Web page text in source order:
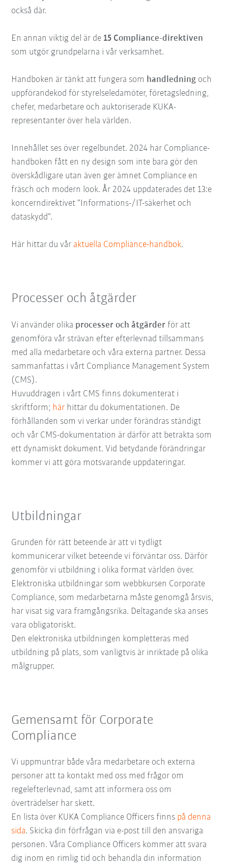
också där.
En annan viktig del är de 15 Compliance-direktiven
som utgör grundpelarna i vår verksamhet.
Handboken är tänkt att fungera som handledning och
uppförandekod för styrelseledamöter, företagsledning,
chefer, medarbetare och auktoriserade KUKA-
representanter över hela världen.
Innehållet ses över regelbundet. 2024 har Compliance-
handboken fått en ny design som inte bara gör den
överskådligare utan även ger ämnet Compliance en
fräsch och modern look. År 2024 uppdaterades det 13:e
koncerndirektivet ”Informations-/IT-säkerhet och
dataskydd”.
Här hittar du vår aktuella Compliance-handbok.
Processer och åtgärder
Vi använder olika processer och åtgärder för att
genomföra vår strävan efter efterlevnad tillsammans
med alla medarbetare och våra externa partner. Dessa
sammanfattas i vårt Compliance Management System
(CMS).
Huvuddragen i vårt CMS finns dokumenterat i
skriftform; här hittar du dokumentationen. De
förhållanden som vi verkar under förändras ständigt
och vår CMS-dokumentation är därför att betrakta som
ett dynamiskt dokument. Vid betydande förändringar
kommer vi att göra motsvarande uppdateringar.
Utbildningar
Grunden för rätt beteende är att vi tydligt
kommunicerar vilket beteende vi förväntar oss. Därför
genomför vi utbildning i olika format världen över.
Elektroniska utbildningar som webbkursen Corporate
Compliance, som medarbetarna måste genomgå årsvis,
har visat sig vara framgångsrika. Deltagande ska anses
vara obligatoriskt.
Den elektroniska utbildningen kompletteras med
utbildning på plats, som vanligtvis är inriktade på olika
målgrupper.
Gemensamt för Corporate
Compliance
Vi uppmuntrar både våra medarbetare och externa
personer att ta kontakt med oss med frågor om
regelefterlevnad, samt att informera oss om
överträdelser har skett.
En lista över KUKA Compliance Officers finns på denna
sida. Skicka din förfrågan via e-post till den ansvariga
personen. Våra Compliance Officers kommer att svara
dig inom en rimlig tid och behandla din information